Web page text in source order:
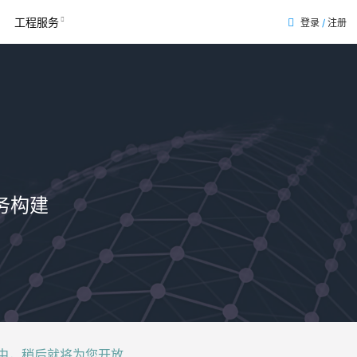
工程服务 登录 / 注册
构建